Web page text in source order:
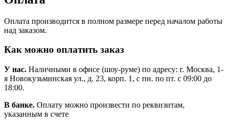
Оплата производится в полном размере перед началом работы
над заказом.
Как можно оплатить заказ
У нас. Наличными в офисе (шоу-руме) по адресу: г. Москва, 1-
я Новокузьминская ул., д. 23, корп. 1, с пн. по пт. с 09:00 до
18:00.
В банке. Оплату можно произвести по реквизитам,
указанным в счете